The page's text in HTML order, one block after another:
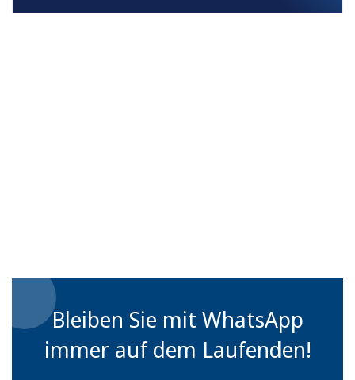
Bleiben Sie mit WhatsApp
immer auf dem Laufenden!